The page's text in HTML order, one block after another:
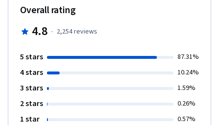
Overall rating
4.8 · 2,254reviews
5 stars 87.31%
4 stars 10.24%
3 stars 1.59%
2 stars 0.26%
1 star 0.57%